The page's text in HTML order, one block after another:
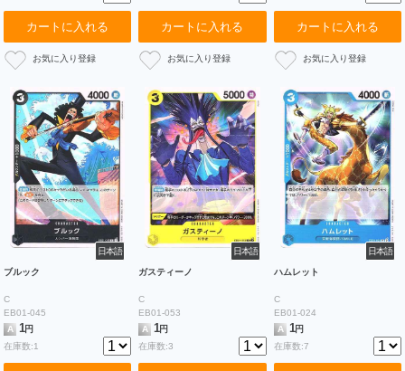
カートに入れる カートに入れる カートに入れる
日本語
ブルック
C
EB01-045
A
1円
在庫数:1
日本語
ガスティーノ
C
EB01-053
A
1円
在庫数:3
日本語
ハムレット
C
EB01-024
A 1円
在庫数:7